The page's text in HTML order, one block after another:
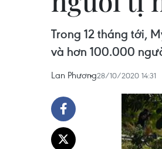
Trong 12 tháng tới,
và hơn 100.000
Lan Phương28/10/2020 14:31